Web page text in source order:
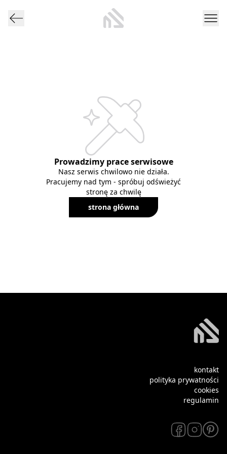
Prowadzimy prace serwisowe
Nasz serwis chwilowo nie działa.
Pracujemy nad tym - spróbuj odświeżyć
stronę za chwilę
strona główna
kontakt
polityka prywatności
cookies
regulamin